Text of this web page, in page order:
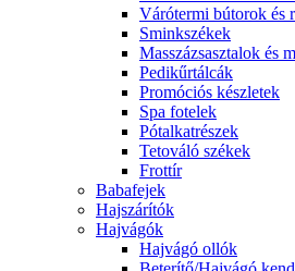
Várótermi bútorok és
Sminkszékek
Masszázsasztalok és
Pedikűrtálcák
Promóciós készletek
Spa fotelek
Pótalkatrészek
Tetováló székek
Frottír
Babafejek
Hajszárítók
Hajvágók
Hajvágó ollók